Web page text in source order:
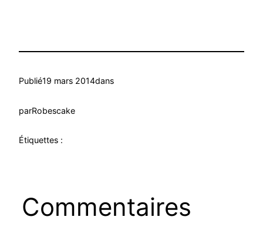
Publié19 mars 2014dans
parRobescake
Étiquettes :
Commentaires